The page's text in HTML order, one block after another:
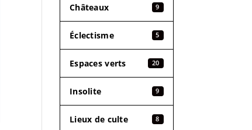
Châteaux 9
Éclectisme 5
Espaces verts 20
Insolite 9
Lieux de culte 8